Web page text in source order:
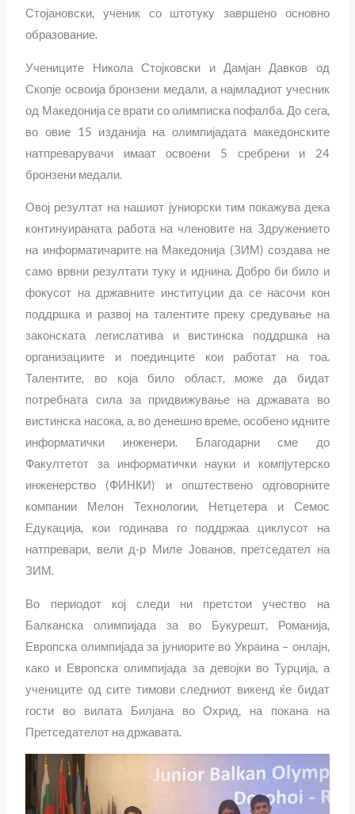
Стојановски, ученик со штотуку завршено основно
образование.
Учениците Никола Стојковски и Дамјан Давков од
Скопје освоија бронзени медали, а најмладиот учесник
од Македонија се врати со олимписка пофалба. До сега,
во овие 15 изданија на олимпијадата македонските
натпреварувачи имаат освоени 5 сребрени и 24
бронзени медали.
Овој резултат на нашиот јуниорски тим покажува дека
континуираната работа на членовите на Здружението
на информатичарите на Македонија (ЗИМ) создава не
само врвни резултати туку и иднина. Добро би било и
фокусот на државните институции да се насочи кон
поддршка и развој на талентите преку средување на
законската легислатива и вистинска поддршка на
организациите и поединците кои работат на тоа.
Талентите, во која било област, може да бидат
потребната сила за придвижување на државата во
вистинска насока, а, во денешно време, особено идните
информатички инженери. Благодарни сме до
Факултетот за информатички науки и компјутерско
инженерство (ФИНКИ) и општествено одговорните
компании Мелон Технологии, Нетцетера и Семос
Едукација, кои годинава го поддржаа циклусот на
натпревари, вели д-р Миле Јованов, претседател на
ЗИМ.
Во периодот кој следи ни претстои учество на
Балканска олимпијада за во Букурешт, Романија,
Европска олимпијада за јуниорите во Украина – онлајн,
како и Европска олимпијада за девојки во Турција, а
учениците од сите тимови следниот викенд ќе бидат
гости во вилата Билјана во Охрид, на покана на
Претседателот на државата.